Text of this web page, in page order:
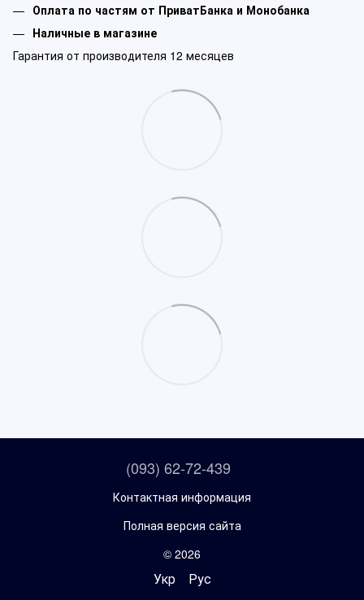
Оплата по частям от ПриватБанка и Монобанка
Наличные в магазине
Гарантия от производителя 12 месяцев
(093) 62-72-439
Контактная информация
Полная версия сайта
© 2026
Укр Рус